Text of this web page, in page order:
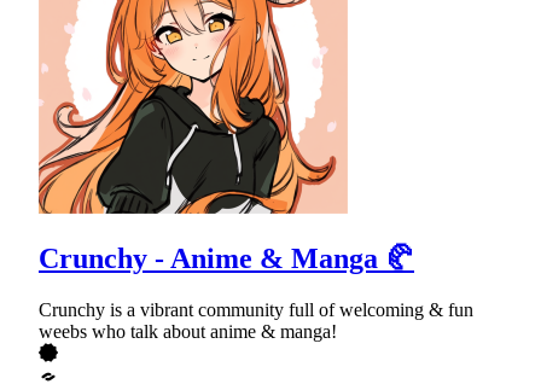
Crunchy - Anime & Manga 🥐
Crunchy is a vibrant community full of welcoming & fun
weebs who talk about anime & manga!